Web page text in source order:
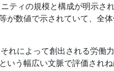
ティの規模と構成が明示さ
が数値で示されていて、全
れによって創出される労働
う幅広い文脈で評価されね